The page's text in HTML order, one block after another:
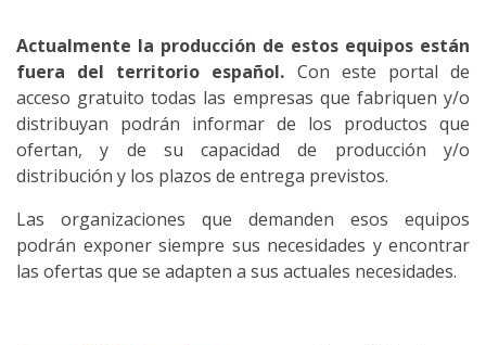
Actualmente la producción de estos equipos están
fuera del territorio español. Con este portal de
acceso gratuito todas las empresas que fabriquen y/o
distribuyan podrán informar de los productos que
ofertan, y de su capacidad de producción y/o
distribución y los plazos de entrega previstos.
Las organizaciones que demanden esos equipos
podrán exponer siempre sus necesidades y encontrar
las ofertas que se adapten a sus actuales necesidades.